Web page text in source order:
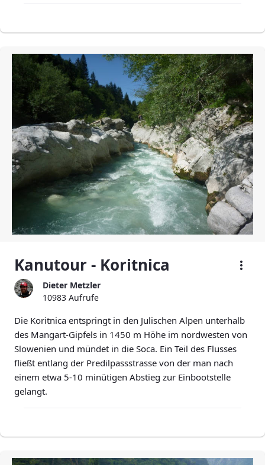
Kanutour - Koritnica
Dieter Metzler
10983 Aufrufe
Die Koritnica entspringt in den Julischen Alpen unterhalb
des Mangart-Gipfels in 1450 m Höhe im nordwesten von
Slowenien und mündet in die Soca. Ein Teil des Flusses
fließt entlang der Predilpassstrasse von der man nach
einem etwa 5-10 minütigen Abstieg zur Einbootstelle
gelangt.